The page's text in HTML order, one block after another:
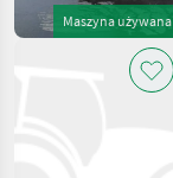
Maszyna używana